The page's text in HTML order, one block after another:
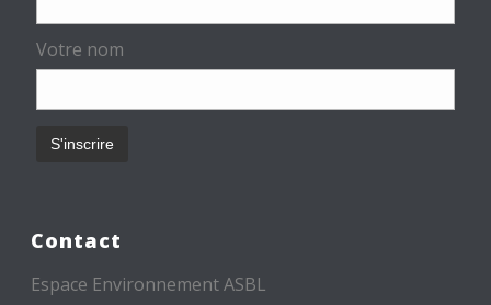
Votre nom
Contact
Espace Environnement ASBL